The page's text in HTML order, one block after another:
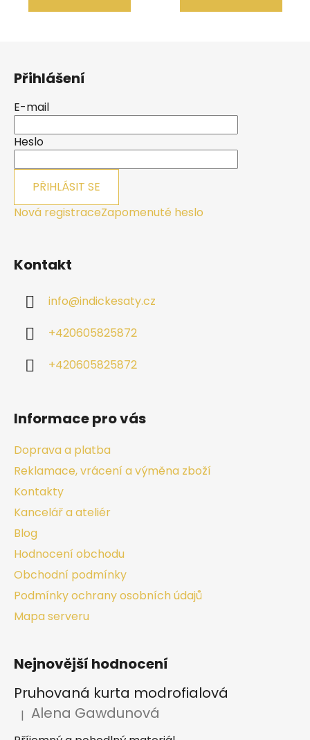
Přihlášení
E-mail
Heslo
PŘIHLÁSIT SE
Nová registraceZapomenuté heslo
Kontakt
info@indickesaty.cz
+420605825872
+420605825872
Informace pro vás
Doprava a platba
Reklamace, vrácení a výměna zboží
Kontakty
Kancelář a ateliér
Blog
Hodnocení obchodu
Obchodní podmínky
Podmínky ochrany osobních údajů
Mapa serveru
Nejnovější hodnocení
Pruhovaná kurta modrofialová
Hodnocení produktu je 5 z 5 hvězdiček.
| Alena Gawdunová